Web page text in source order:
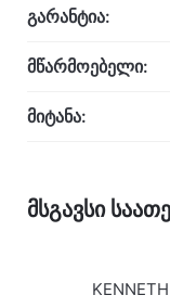
გარანტია:
მწარმოებელი:
მიტანა:
მსგავსი